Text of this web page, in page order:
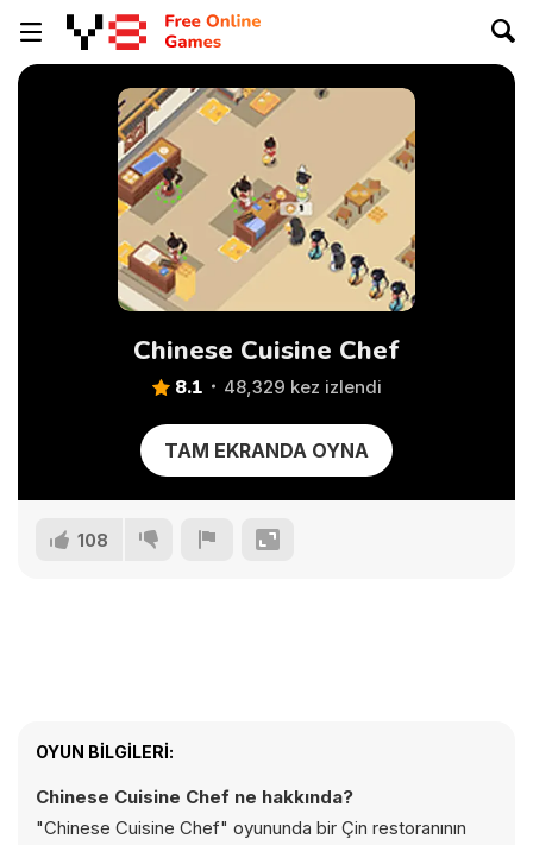
Chinese Cuisine Chef
8.1 48,329 kez izlendi
TAM EKRANDA OYNA
108
OYUN BILGILERI:
Chinese Cuisine Chef ne hakkında?
"Chinese Cuisine Chef" oyununda bir Çin restoranının